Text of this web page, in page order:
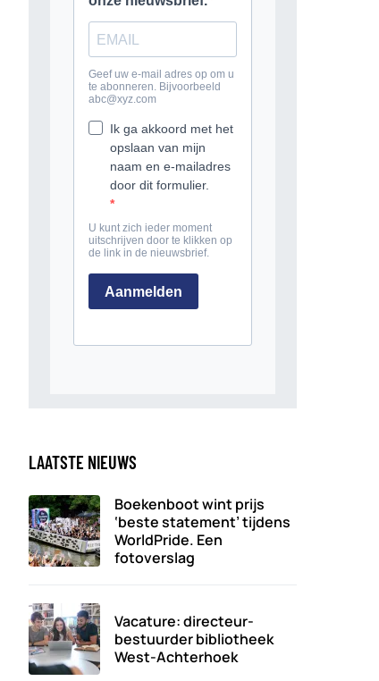
LAATSTE NIEUWS
Boekenboot wint prijs
‘beste statement’ tijdens
WorldPride. Een
fotoverslag
Vacature: directeur-
bestuurder bibliotheek
West-Achterhoek